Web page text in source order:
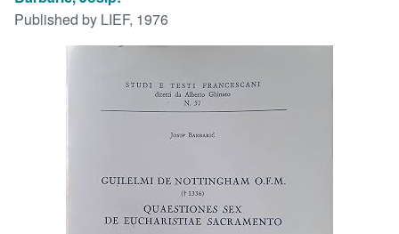
Browse Collections
Rare Books
Published by LIEF, 1976